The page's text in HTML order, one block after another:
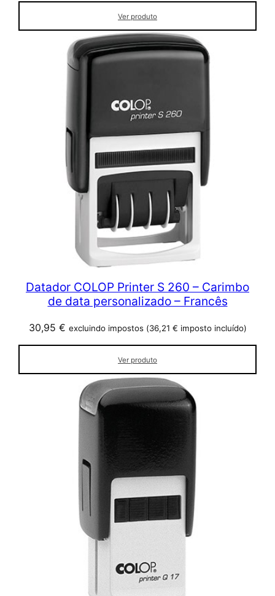
Ver produto
Datador COLOP Printer S 260 – Carimbo
de data personalizado – Francês
30,95 € excluindo impostos (36,21 € imposto incluído)
Ver produto